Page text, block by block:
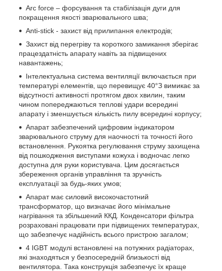
Arc force – форсування та стабілізація дуги для
покращення якості зварювального шва;
Anti-stick - захист від прилипання електродів;
Захист від перегріву та короткого замикання зберігає
працездатність апарату навіть за підвищених
навантажень;
Інтелектуальна система вентиляції включається при
температурі елементів, що перевищує 40°З вимикає за
відсутності активності протягом двох хвилин, таким
чином попереджаються теплові удари всередині
апарату і зменшується кількість пилу всередині корпусу;
Апарат забезпечений цифровим індикатором
зварювального струму для наочності та точності його
встановлення. Рукоятка регулювання струму захищена
від пошкодження виступами кожуха і водночас легко
доступна для руки користувача. Цим досягається
збереження органів управління та зручність
експлуатації за будь-яких умов;
Апарат має силовий високочастотний
трансформатор, що визначає його мінімальне
нагрівання та збільшений ККД. Конденсатори фільтра
розраховані працювати при підвищених температурах,
що забезпечує надійність всього пристрою загалом;
4 IGBT модулі встановлені на потужних радіаторах,
які знаходяться у безпосередній близькості від
вентилятора. Така конструкція забезпечує їх краще